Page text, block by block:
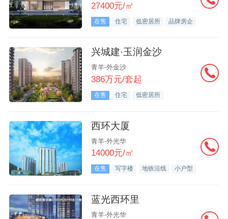
27400元/㎡
在售 住宅 低密居所 品牌房企
兴城建·玉润金沙
青羊-外金沙
386万元/套起
在售 住宅 低密居所
西环大厦
青羊-外光华
14000元/㎡
在售 写字楼 地铁沿线 小户型
蓝光西环里
青羊-外光华